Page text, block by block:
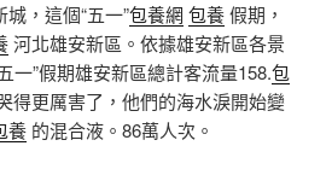
，這個“五一”包養網 包養假期，
河北雄安新區。依據雄安新區各景
一”假期雄安新區總計客流量158.包
得更厲害了，他們的海水淚開始變
養 的混合液。86萬人次。